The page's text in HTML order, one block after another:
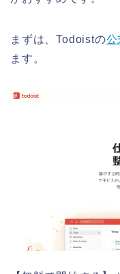
まずは、Todoistの公
ます。